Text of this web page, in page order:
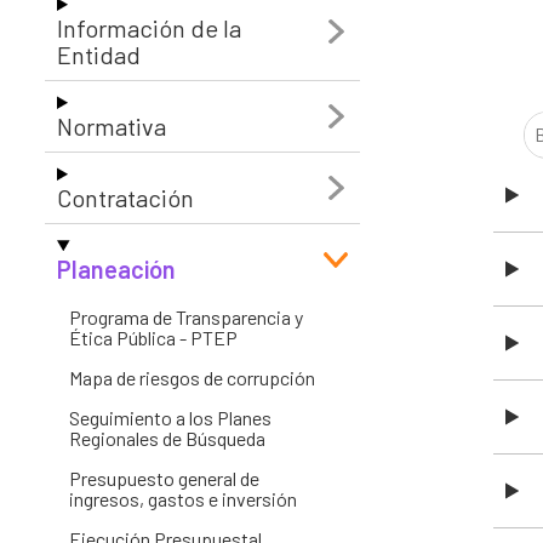
Entes y autoridades que vigilan
Otras entidades relacionadas
Información de la
Entidad
Normativa
Contratación
Planeación
Programa de Transparencia y
Ética Pública - PTEP
Mapa de riesgos de corrupción
Seguimiento a los Planes
Regionales de Búsqueda
Presupuesto general de
ingresos, gastos e inversión